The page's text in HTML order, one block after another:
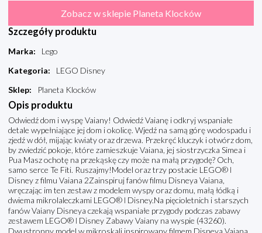
Zobacz w sklepie Planeta Klocków
Szczegóły produktu
Marka:
Lego
Kategoria:
LEGO Disney
Sklep: Planeta Klocków
Opis produktu
Odwiedź dom i wyspę Vaiany! Odwiedź Vaianę i odkryj wspaniałe
detale wypełniające jej dom i okolicę. Wjedź na samą górę wodospadu i
zjedź w dół, mijając kwiaty oraz drzewa. Przekręć kluczyk i otwórz dom,
by zwiedzić pokoje, które zamieszkuje Vaiana, jej siostrzyczka Simea i
Pua Masz ochotę na przekąskę czy może na małą przygodę? Och,
samo serce Te Fiti. Ruszajmy!Model oraz trzy postacie LEGO® ǀ
Disney z filmu Vaiana 2Zainspiruj fanów filmu Disneya Vaiana,
wręczając im ten zestaw z modelem wyspy oraz domu, małą łódką i
dwiema mikrolaleczkami LEGO® ǀ Disney.Na pięcioletnich i starszych
fanów Vaiany Disneya czekają wspaniałe przygody podczas zabawy
zestawem LEGO® ǀ Disney Zabawy Vaiany na wyspie (43260).